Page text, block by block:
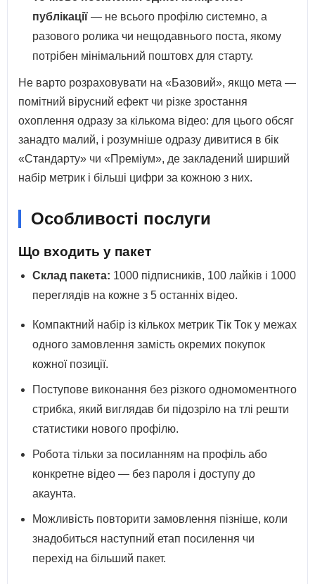
публікації — не всього профілю системно, а
разового ролика чи нещодавнього поста, якому
потрібен мінімальний поштовх для старту.
Не варто розраховувати на «Базовий», якщо мета —
помітний вірусний ефект чи різке зростання
охоплення одразу за кількома відео: для цього обсяг
занадто малий, і розумніше одразу дивитися в бік
«Стандарту» чи «Преміум», де закладений ширший
набір метрик і більші цифри за кожною з них.
Особливості послуги
Що входить у пакет
Склад пакета: 1000 підписників, 100 лайків і 1000
переглядів на кожне з 5 останніх відео.
Компактний набір із кількох метрик Тік Ток у межах
одного замовлення замість окремих покупок
кожної позиції.
Поступове виконання без різкого одномоментного
стрибка, який виглядав би підозріло на тлі решти
статистики нового профілю.
Робота тільки за посиланням на профіль або
конкретне відео — без пароля і доступу до
акаунта.
Можливість повторити замовлення пізніше, коли
знадобиться наступний етап посилення чи
перехід на більший пакет.